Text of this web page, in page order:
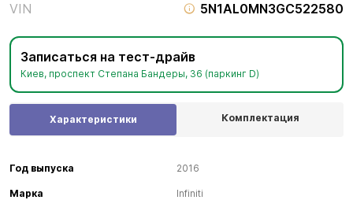
VIN
5N1AL0MN3GC522580
Записаться на тест-драйв
Киев, проспект Степана Бандеры, 36 (паркинг D)
Характеристики Комплектация
Год выпуска 2016
Марка Infiniti